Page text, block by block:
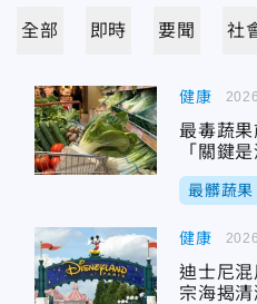
全部 即時 要聞 社
健康
最毒蔬
「關鍵是
最髒蔬果
健康
迪士尼
宗海揭